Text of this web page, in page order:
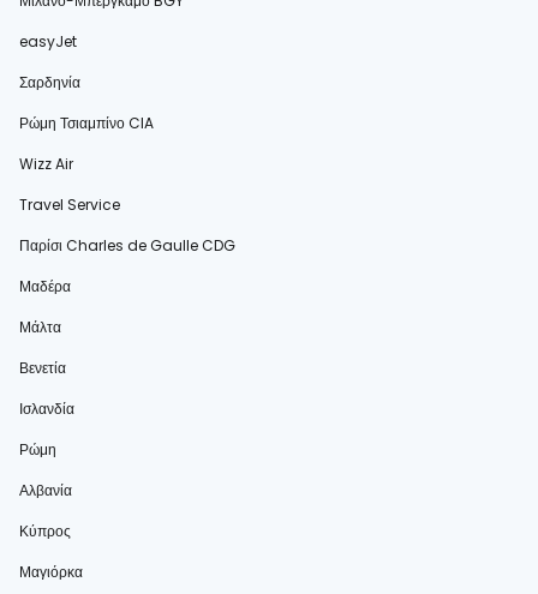
easyJet
Σαρδηνία
Ρώμη Τσιαμπίνο CIA
Wizz Air
Travel Service
Παρίσι Charles de Gaulle CDG
Μαδέρα
Μάλτα
Βενετία
Ισλανδία
Ρώμη
Αλβανία
Κύπρος
Μαγιόρκα